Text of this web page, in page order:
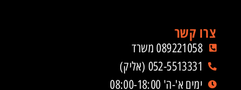
צרו קשר
089221058 משרד
052-5513331 (אליק)
ימים א'-ה' 08:00-18:00